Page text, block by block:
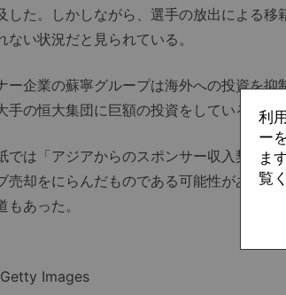
した。しかしながら、選手の放出による
ない状況だと見られている。
ー企業の蘇寧グループは海外への投資を抑
手の恒大集団に巨額の投資をしている影響
は「アジアからのスポンサー収入契約が
売却をにらんだものである可能性がある」
もあった。
Images
利
ー
ま
覧